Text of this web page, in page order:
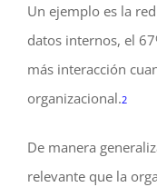
Un ejemplo es la
datos internos, el
más interacción
organizacional.2
De manera
relevante que la